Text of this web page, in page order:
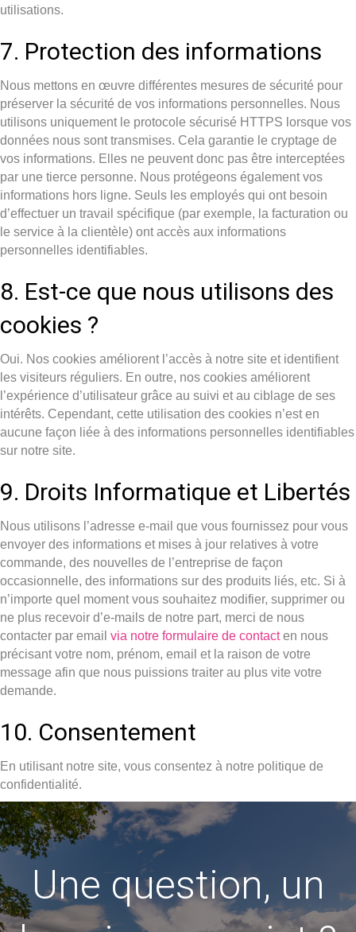
utilisations.
7. Protection des informations
Nous mettons en œuvre différentes mesures de sécurité pour
préserver la sécurité de vos informations personnelles. Nous
utilisons uniquement le protocole sécurisé HTTPS lorsque vos
données nous sont transmises. Cela garantie le cryptage de
vos informations. Elles ne peuvent donc pas être interceptées
par une tierce personne. Nous protégeons également vos
informations hors ligne. Seuls les employés qui ont besoin
d’effectuer un travail spécifique (par exemple, la facturation ou
le service à la clientèle) ont accès aux informations
personnelles identifiables.
8. Est-ce que nous utilisons des
cookies ?
Oui. Nos cookies améliorent l’accès à notre site et identifient
les visiteurs réguliers. En outre, nos cookies améliorent
l’expérience d’utilisateur grâce au suivi et au ciblage de ses
intérêts. Cependant, cette utilisation des cookies n’est en
aucune façon liée à des informations personnelles identifiables
sur notre site.
9. Droits Informatique et Libertés
Nous utilisons l’adresse e-mail que vous fournissez pour vous
envoyer des informations et mises à jour relatives à votre
commande, des nouvelles de l’entreprise de façon
occasionnelle, des informations sur des produits liés, etc. Si à
n’importe quel moment vous souhaitez modifier, supprimer ou
ne plus recevoir d’e-mails de notre part, merci de nous
contacter par email via notre formulaire de contacten nous
précisant votre nom, prénom, email et la raison de votre
message afin que nous puissions traiter au plus vite votre
demande.
10. Consentement
En utilisant notre site, vous consentez à notre politique de
confidentialité.
Une question, un